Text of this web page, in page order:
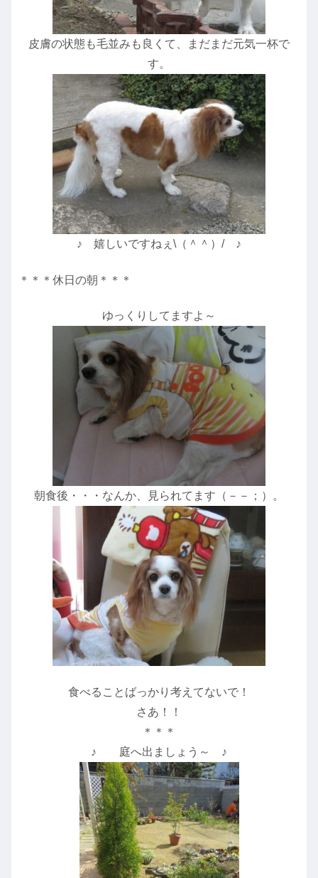
皮膚の状態も毛並みも良くて、まだまだ元気一杯で
す。
♪ 嬉しいですねぇ\（＾＾）/ ♪
＊＊＊休日の朝＊＊＊
ゆっくりしてますよ～
朝食後・・・なんか、見られてます（－－；）。
食べることばっかり考えてないで！
さあ！！
＊＊＊
♪ 庭へ出ましょう～ ♪